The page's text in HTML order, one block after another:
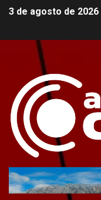
3 de agosto de 2026